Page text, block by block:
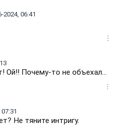
2024, 06:41
Ой!! Почему-то не объехал...
Не тяните интригу.